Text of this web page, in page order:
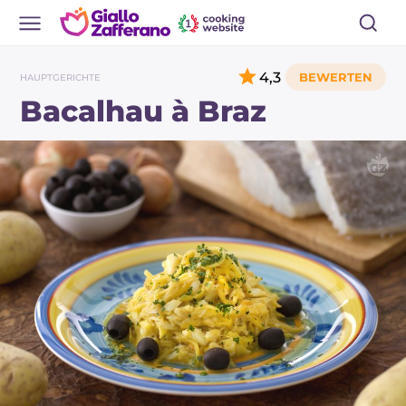
HAUPTGERICHTE
Bacalhau à Braz
4,3